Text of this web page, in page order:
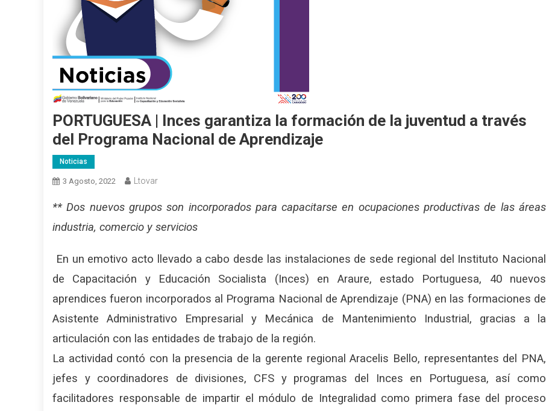
PORTUGUESA | Inces garantiza la formación de la juventud a través
del Programa Nacional de Aprendizaje
Noticias
3 Agosto, 2022 Ltovar
** Dos nuevos grupos son incorporados para capacitarse en ocupaciones productivas de las áreas
industria, comercio y servicios
En un emotivo acto llevado a cabo desde las instalaciones de sede regional del Instituto Nacional
de Capacitación y Educación Socialista (Inces) en Araure, estado Portuguesa, 40 nuevos
aprendices fueron incorporados al Programa Nacional de Aprendizaje (PNA) en las formaciones de
Asistente Administrativo Empresarial y Mecánica de Mantenimiento Industrial, gracias a la
articulación con las entidades de trabajo de la región.
La actividad contó con la presencia de la gerente regional Aracelis Bello, representantes del PNA,
jefes y coordinadores de divisiones, CFS y programas del Inces en Portuguesa, así como
facilitadores responsable de impartir el módulo de Integralidad como primera fase del proceso